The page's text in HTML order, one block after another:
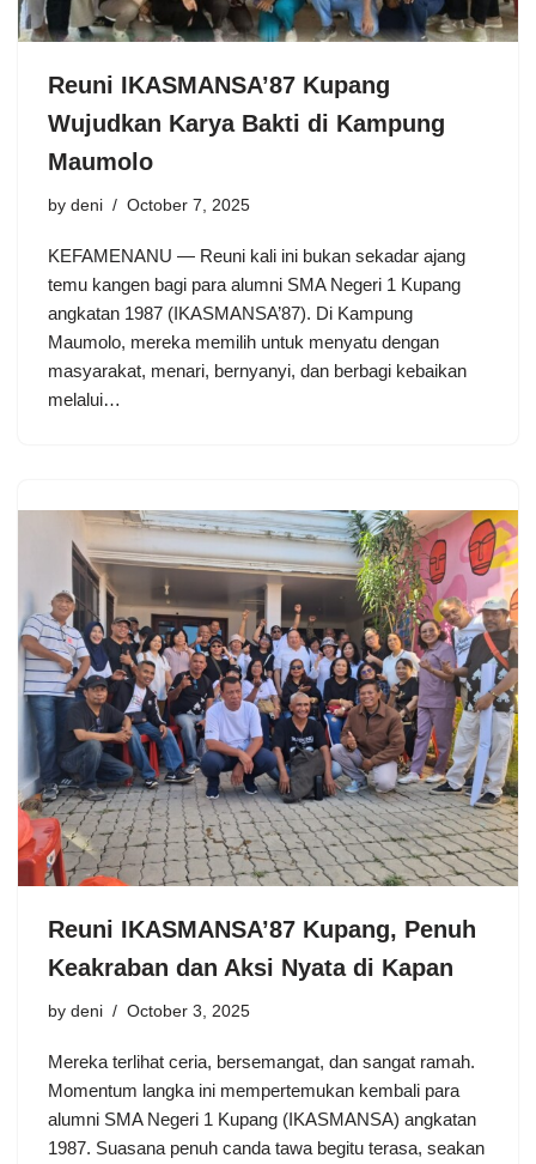
Reuni IKASMANSA’87 Kupang
Wujudkan Karya Bakti di Kampung
Maumolo
by deni October 7, 2025
KEFAMENANU — Reuni kali ini bukan sekadar ajang
temu kangen bagi para alumni SMA Negeri 1 Kupang
angkatan 1987 (IKASMANSA’87). Di Kampung
Maumolo, mereka memilih untuk menyatu dengan
masyarakat, menari, bernyanyi, dan berbagi kebaikan
melalui…
Reuni IKASMANSA’87 Kupang, Penuh
Keakraban dan Aksi Nyata di Kapan
by deni October 3, 2025
Mereka terlihat ceria, bersemangat, dan sangat ramah.
Momentum langka ini mempertemukan kembali para
alumni SMA Negeri 1 Kupang (IKASMANSA) angkatan
1987. Suasana penuh canda tawa begitu terasa, seakan